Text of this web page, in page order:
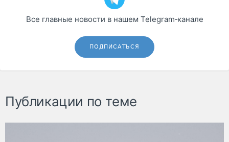
Все главные новости в нашем Telegram‑канале
ПОДПИСАТЬСЯ
Публикации по теме